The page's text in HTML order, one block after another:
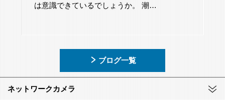
台場にて開催されたアクシスコミュニケーシ
ョンズ株式会社主催「A…
ブログ一覧
ネットワークカメラ